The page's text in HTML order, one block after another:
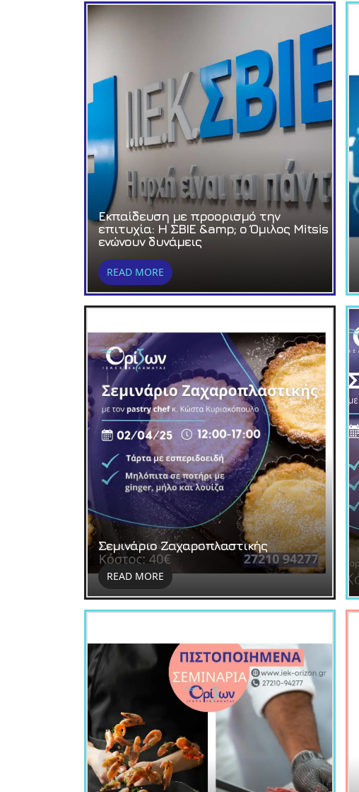
Εκπαίδευση με προορισμό την
επιτυχία: Η ΣΒΙΕ &amp; ο Όμιλος Mitsis
ενώνουν δυνάμεις
READ MORE
Σεμινάριο Ζαχαροπλαστικής
READ MORE